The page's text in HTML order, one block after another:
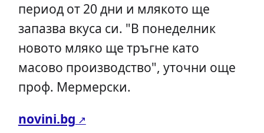
период от 20 дни и млякото ще
запазва вкуса си. "В понеделник
новото мляко ще тръгне като
масово производство", уточни още
проф. Мермерски.
novini.bg